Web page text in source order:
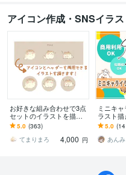
アイコン作成・SNSイラ
お好きな組み合わせで3点
セットのイラストを描き
ます アイコン、ヘッダ
ー、素材などお好きな用
途で使用可能です◎
5.0 (363)
てまりまろ
4,000 円
ミニキ
ラスト描
顔絵0K◎
絵やSNS
5.0